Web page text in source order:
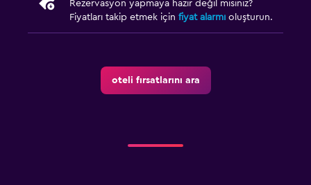
Rezervasyon yapmaya hazır değil misiniz?
Fiyatları takip etmek için fiyat alarmı oluşturun.
oteli fırsatlarını ara